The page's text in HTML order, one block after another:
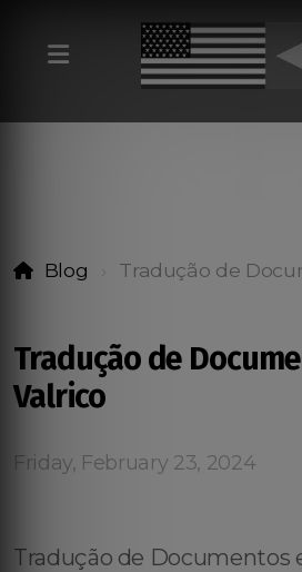
Blog Tradução de
Tradução de
Valrico
Friday, February 23, 2024
Tradução de Documentos